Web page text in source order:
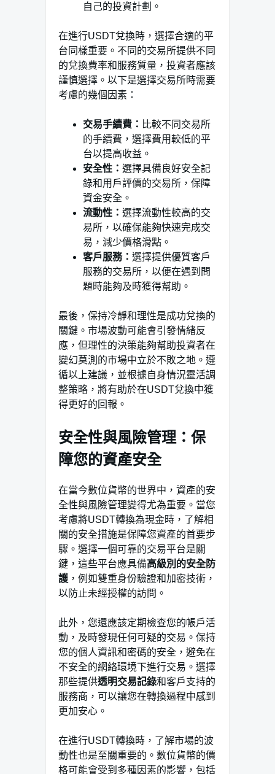
自己的投資計劃。
在進行USDT兌換時，選擇合適的平
台同樣重要。不同的交易所提供不同
的兌換費率和服務質量，投資者應該
謹慎選擇。以下是選擇交易所時需要
考慮的幾個因素：
交易手續費： 比較不同交易所
的手續費，選擇費用較低的平
台以提高收益。
安全性： 選擇具備良好安全記
錄和用戶評價的交易所，保障
資金安全。
流動性： 選擇流動性較高的交
易所，以確保能夠快速完成交
易，減少價格滑點。
客戶服務： 選擇提供優質客戶
服務的交易所，以便在遇到問
題時能夠及時獲得幫助。
最後，保持冷靜和理性是成功兌換的
關鍵。市場波動可能會引發情緒反
應，但理性的決策能夠幫助投資者在
變幻莫測的市場中立於不敗之地。遵
循以上建議，並根據自身情況靈活調
整策略，將有助於在USDT兌換中獲
得更好的回報。
安全性與風險管理：保
障您的資產安全
在當今數位貨幣的世界中，資產的安
全性與風險管理變得尤為重要。當您
考慮將USDT轉換為現金時，了解相
關的安全措施是保障您資產的首要步
驟。選擇一個可靠的交易平台是關
鍵，這些平台應具備高級別的安全防
護 ，例如雙重身份驗證和加密技術，
以防止未經授權的訪問。
此外，您還應該定期檢查您的帳戶活
動，及時發現任何可疑的交易。保持
您的個人資訊和密碼的安全，避免在
不安全的網絡環境下進行交易。選擇
那些提供透明交易記錄和客戶支持的
服務商，可以讓您在轉換過程中感到
更加安心。
在進行USDT轉換時，了解市場的波
動性也是至關重要的。數位貨幣的價
格可能會受到多種因素的影響，包括